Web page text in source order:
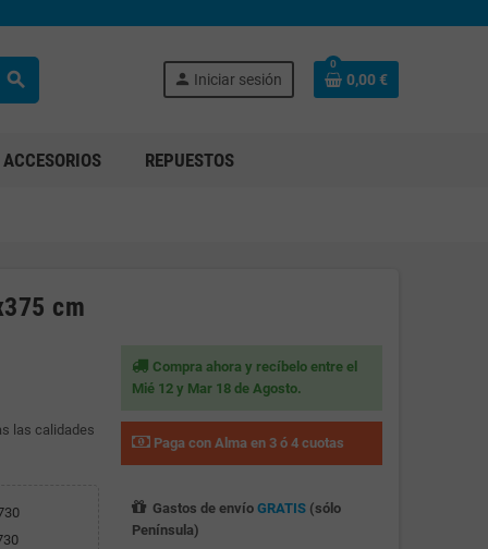
search person Iniciar sesión
0
0,00 €
ACCESORIOS REPUESTOS
cm
las calidades
Compra ahora y recíbelo entre el
Mié 12 y Mar 18 de Agosto.
Paga con Alma en 3 ó 4 cuotas
Gastos de envío GRATIS(sólo
Península)